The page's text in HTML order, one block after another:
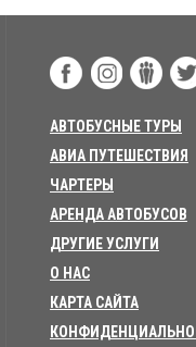
АВТОБУСНЫЕ ТУРЫ
АВИА ПУТЕШЕСТВИЯ
ЧАРТЕРЫ
АРЕНДА АВТОБУСОВ
ДРУГИЕ УСЛУГИ
О НАС
КАРТА САЙТА